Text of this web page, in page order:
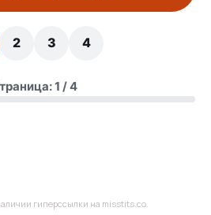
2 3 4
1 / 4
гиперссылки на misstits.co.